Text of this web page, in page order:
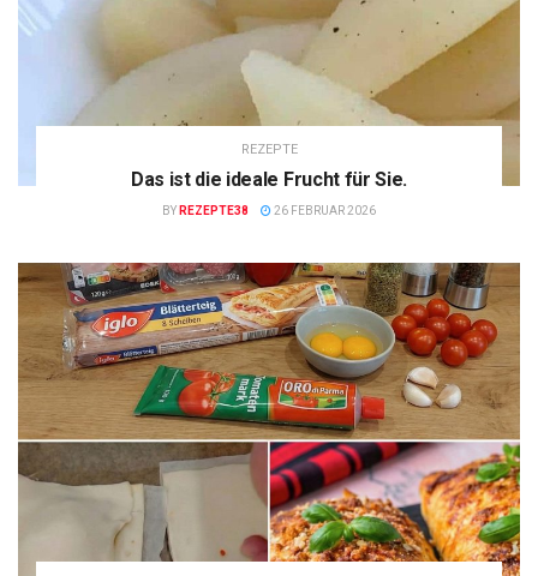
REZEPTE
Das ist die ideale Frucht für Sie.
BY REZEPTE38 26 FEBRUAR 2026